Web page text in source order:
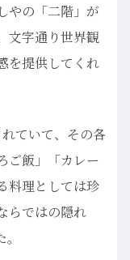
やの「二階」が
文字通り世界観
を提供してくれ
ていて、その各
ご飯」「カレー
料理としては珍
らではの隠れ